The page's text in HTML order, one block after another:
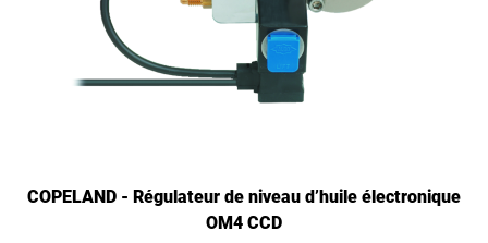
COPELAND - Régulateur de niveau d’huile électronique
OM4 CCD